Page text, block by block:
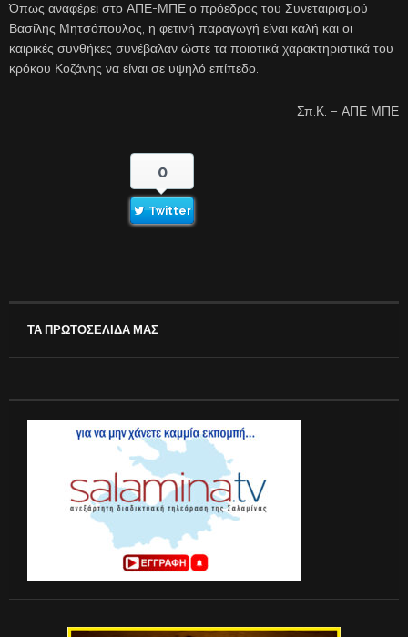
Όπως αναφέρει στο ΑΠΕ-ΜΠΕ ο πρόεδρος του Συνεταιρισμού
Βασίλης Μητσόπουλος, η φετινή παραγωγή είναι καλή και οι
καιρικές συνθήκες συνέβαλαν ώστε τα ποιοτικά χαρακτηριστικά του
κρόκου Κοζάνης να είναι σε υψηλό επίπεδο.
Σπ.Κ. – ΑΠΕ ΜΠΕ
0
Twitter
ΤΑ ΠΡΩΤΟΣΕΛΙΔΑ ΜΑΣ